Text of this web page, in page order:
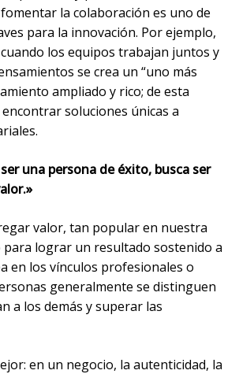
la colaboración es uno de
para la innovación. Por ejemplo,
los equipos trabajan juntos y
se crea un “uno más
ampliado y rico; de esta
soluciones únicas a
una persona de éxito, busca ser
valor, tan popular en nuestra
para lograr un resultado sostenido a
en los vínculos profesionales o
generalmente se distinguen
a los demás y superar las
en un negocio, la autenticidad, la